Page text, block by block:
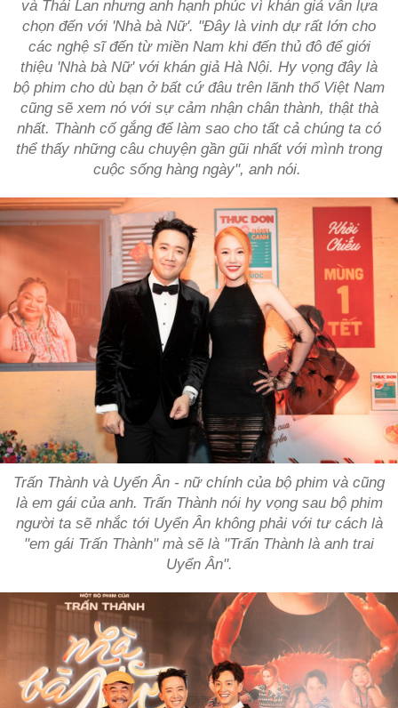
và Thái Lan nhưng anh hạnh phúc vì khán giả vẫn lựa
chọn đến với 'Nhà bà Nữ'. "Đây là vinh dự rất lớn cho
các nghệ sĩ đến từ miền Nam khi đến thủ đô để giới
thiệu 'Nhà bà Nữ' với khán giả Hà Nội. Hy vọng đây là
bộ phim cho dù bạn ở bất cứ đâu trên lãnh thổ Việt Nam
cũng sẽ xem nó với sự cảm nhận chân thành, thật thà
nhất. Thành cố gắng để làm sao cho tất cả chúng ta có
thể thấy những câu chuyện gần gũi nhất với mình trong
cuộc sống hàng ngày", anh nói.
Trấn Thành và Uyển Ân - nữ chính của bộ phim và cũng
là em gái của anh. Trấn Thành nói hy vọng sau bộ phim
người ta sẽ nhắc tới Uyển Ân không phải với tư cách là
"em gái Trấn Thành" mà sẽ là "Trấn Thành là anh trai
Uyển Ân".